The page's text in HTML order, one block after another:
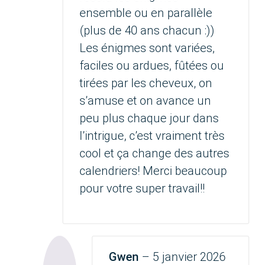
ensemble ou en parallèle
(plus de 40 ans chacun :))
Les énigmes sont variées,
faciles ou ardues, fûtées ou
tirées par les cheveux, on
s’amuse et on avance un
peu plus chaque jour dans
l’intrigue, c’est vraiment très
cool et ça change des autres
calendriers! Merci beaucoup
pour votre super travail!!
Gwen – 5 janvier 2026